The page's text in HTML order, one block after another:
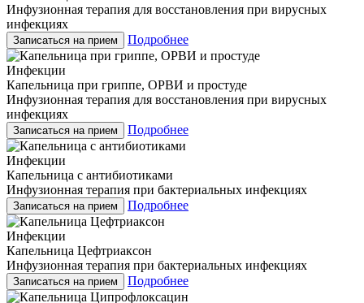
Инфузионная терапия для восстановления при вирусных
инфекциях
Записаться на прием Подробнее
Инфекции
Капельница при гриппе, ОРВИ и простуде
Инфузионная терапия для восстановления при вирусных
инфекциях
Записаться на прием Подробнее
Инфекции
Капельница с антибиотиками
Инфузионная терапия при бактериальных инфекциях
Записаться на прием Подробнее
Инфекции
Капельница Цефтриаксон
Инфузионная терапия при бактериальных инфекциях
Записаться на прием Подробнее